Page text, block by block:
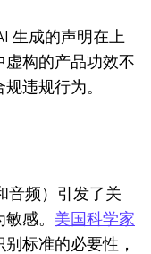
生成的声明在上
构的产品功效不
违规行为。
音频）引发了关
感。 美国科学家
标准的必要性，